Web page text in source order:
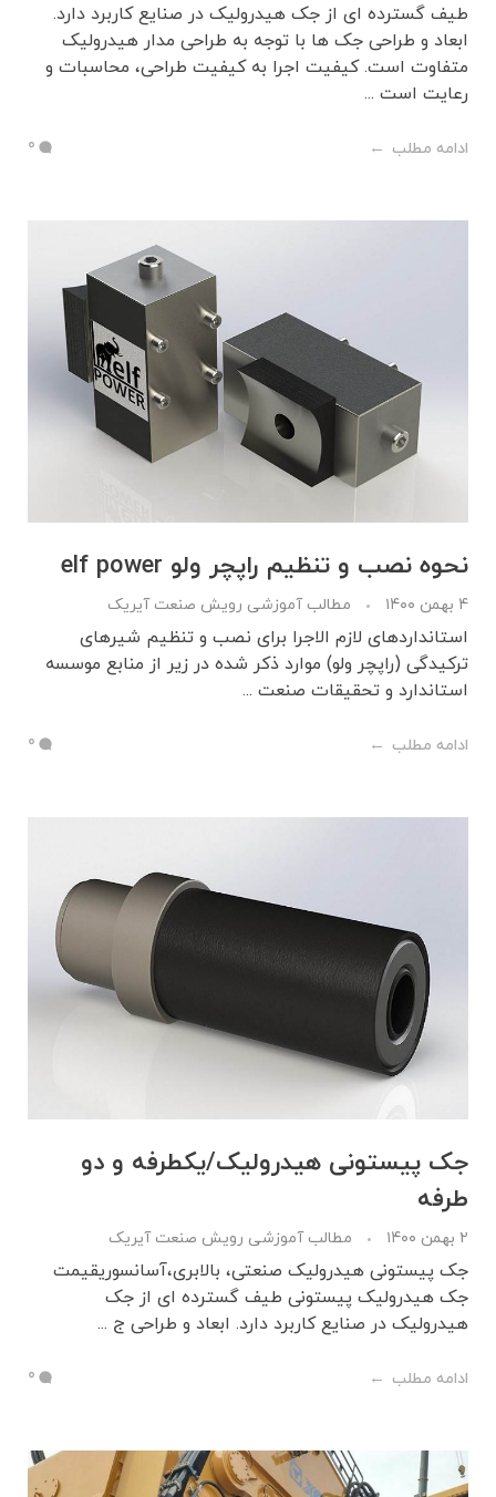
طیف گسترده ای از جک هیدرولیک در صنایع کاربرد دارد.
ابعاد و طراحی جک ها با توجه به طراحی مدار هیدرولیک
متفاوت است. کیفیت اجرا به کیفیت طراحی، محاسبات و
رعایت است ...
ادامه مطلب 0
نحوه نصب و تنظیم راپچر ولو elf power
۴ بهمن ۱۴۰۰ مطالب آموزشی رویش صنعت آیریک
استانداردهای لازم الاجرا برای نصب و تنظیم شیرهای
ترکیدگی (راپچر ولو) موارد ذکر شده در زیر از منابع موسسه
استاندارد و تحقیقات صنعت ...
ادامه مطلب 0
جک پیستونی هیدرولیک/یکطرفه و دو
طرفه
۲ بهمن ۱۴۰۰ مطالب آموزشی رویش صنعت آیریک
جک پیستونی هیدرولیک صنعتی، بالابری،آسانسوریقیمت
جک هیدرولیک پیستونی طیف گسترده ای از جک
هیدرولیک در صنایع کاربرد دارد. ابعاد و طراحی ج ...
ادامه مطلب 0